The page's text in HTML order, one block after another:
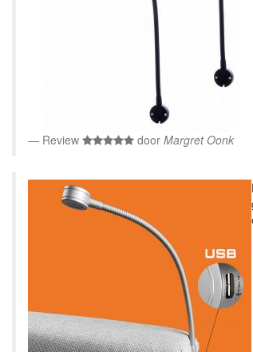
Review door Margret Oonk